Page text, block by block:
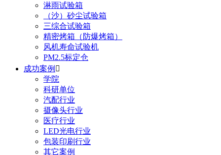
淋雨试验箱
（沙）砂尘试验箱
三综合试验箱
精密烤箱（防爆烤箱）
风机寿命试验机
PM2.5标定仓
成功案例 
学院
科研单位
汽配行业
摄像头行业
医疗行业
LED光电行业
包装印刷行业
其它案例